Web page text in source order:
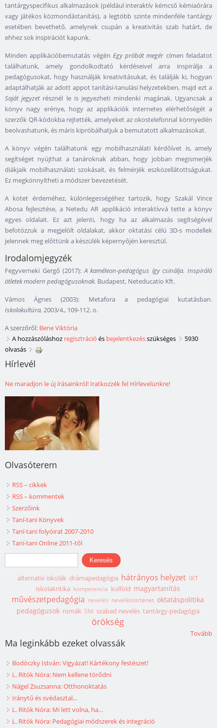
tantárgyspecifikus alkalmazások (például interaktív kémcső kémiaórára
vagy játékos közmondástanítás), a legtöbb szinte mindenféle tantárgy
esetében bevethető, amelynek csupán a kreativitás szab határt, de
ehhez sok inspirációt kapunk.
Minden applikációbemutatás végén Egy próbát megércímen feladatot
találhatunk, amely gondolkodtató kérdéseivel arra inspirálja a
pedagógusokat, hogy használják kreativitásukat, és találják ki, hogyan
adaptálhatják az adott appot tanítási-tanulási helyzetekben, majd ezt a
Saját jegyzetrésznél le is jegyezheti mindenki magának. Ugyancsak a
könyv nagy erénye, hogy az applikációk internetes elérhetőségét a
szerzők QR-kódokba rejtették, amelyeket az okostelefonnal könnyedén
beolvashatunk, és máris kipróbálhatjuk a bemutatott alkalmazásokat.
A könyv végén találhatunk egy mobilhasználati kérdőívet is, amely
segítséget nyújthat a tanároknak abban, hogy jobban megismerjék
diákjaik mobilhasználati szokásait, és felmérjék eszközellátottságukat.
Ez megkönnyítheti a módszer bevezetését.
A kötet érdeméhez, különlegességéhez tartozik, hogy Szakál Vince
Abosa fejlesztése, a Netedu AR applikáció interaktívvá tette a könyv
egyes oldalait. Ez azt jelenti, hogy ha az alkalmazás segítségével
befotózzuk a megjelölt oldalakat, akkor oktatási célú 3D-s modellek
jelennek meg előttünk a készülék képernyőjén keresztül.
Irodalomjegyzék
Fegyverneki Gergő (2017):A kaméleon-pedagógus így csinálja. Inspiráló
ötletek modern pedagógusoknak. Budapest, Neteducatio Kft.
Vámos Ágnes (2003): Metafora a pedagógiai kutatásban.
Iskolakultúra, 2003/4., 109-112. o.
A szerzőről: Bene Viktória
A hozzászóláshoz regisztráció és bejelentkezésszükséges
5930
olvasás
Hírlevél
Ne maradjon le új írásainkról! Iratkozzék fel Hírlevelünkre!
Olvasóterem
RSS – cikkek
RSS – kommentek
Szerzőink
Taní-tani Könyvek
Taní-tani folyóirat 2007-2010
Taní-tani Online 2011-től
Keresés űrlap
Keresés
alternatív iskolák drámapedagógia hátrányos helyzet IKT
iskolakritika kompetencia külföld magyartanítás
művészetpedagógia nevelés neveléstörténet oktatáspolitika
pedagógusok romák SNI szabad nevelés tantárgy-pedagógia
örökség
Tovább
Ma leginkább ezeket olvassák
Bodóczky István: Vigyázat! Kártékony festészet!
L. Ritók Nóra: Nem kellene törődni
Nágel Zsuzsanna: Otthonoktatás
Iránytű és svédasztal...
L. Ritók Nóra: Mi lett volna, ha…
L. Ritók Nóra: Pedagógiai módszerek és integráció